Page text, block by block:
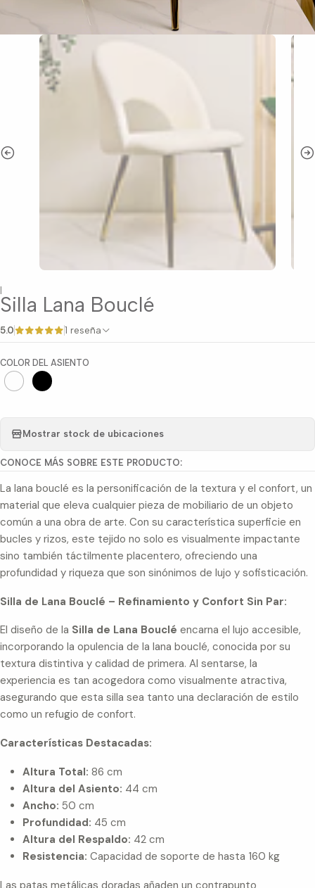
|
Silla Lana Bouclé
5.0 1 reseña
COLOR DEL ASIENTO
Mostrar stock de ubicaciones
CONOCE MÁS SOBRE ESTE PRODUCTO:
La lana bouclé es la personificación de la textura y el confort, un
material que eleva cualquier pieza de mobiliario de un objeto
común a una obra de arte. Con su característica superficie en
bucles y rizos, este tejido no solo es visualmente impactante
sino también táctilmente placentero, ofreciendo una
profundidad y riqueza que son sinónimos de lujo y sofisticación.
Silla de Lana Bouclé – Refinamiento y Confort Sin Par:
El diseño de la Silla de Lana Bouclé encarna el lujo accesible,
incorporando la opulencia de la lana bouclé, conocida por su
textura distintiva y calidad de primera. Al sentarse, la
experiencia es tan acogedora como visualmente atractiva,
asegurando que esta silla sea tanto una declaración de estilo
como un refugio de confort.
Características Destacadas:
Altura Total: 86 cm
Altura del Asiento: 44 cm
Ancho: 50 cm
Profundidad: 45 cm
Altura del Respaldo: 42 cm
Resistencia: Capacidad de soporte de hasta 160 kg